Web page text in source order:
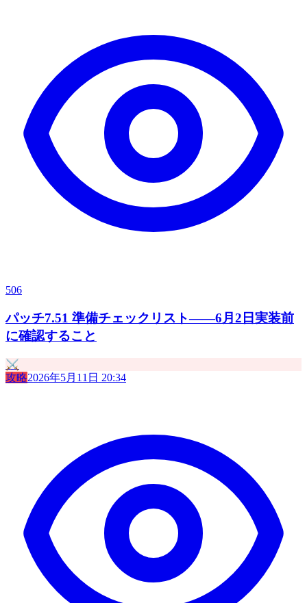
506
パッチ7.51 準備チェックリスト——6月2日実装前
に確認すること
⚔️
攻略2026年5月11日 20:34